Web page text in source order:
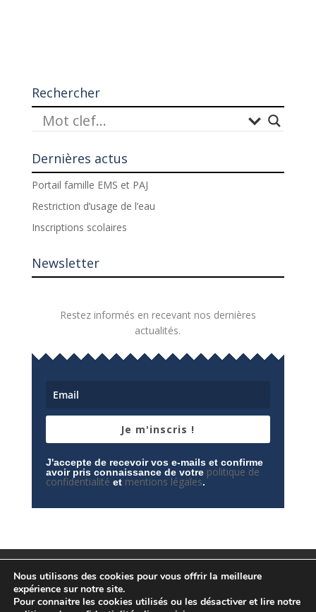
Rechercher
Dernières actus
Portail famille EMS et PAJ
Restriction d’usage de l’eau
Inscriptions scolaires
Newsletter
Restez informés en recevant nos dernières
actualités.
Je m'inscris !
J'accepte de recevoir vos e-mails et confirme
avoir pris connaissance de votre politique de
confidentialité et mentions légales.
Espace privé
Politique de confidentialité
Nous utilisons des cookies pour vous offrir la meilleure
expérience sur notre site.
Pour connaitre les cookies utilisés ou les désactiver et lire notre